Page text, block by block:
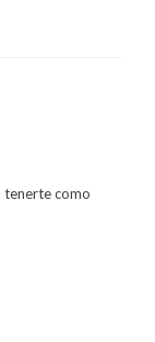
tenerte como